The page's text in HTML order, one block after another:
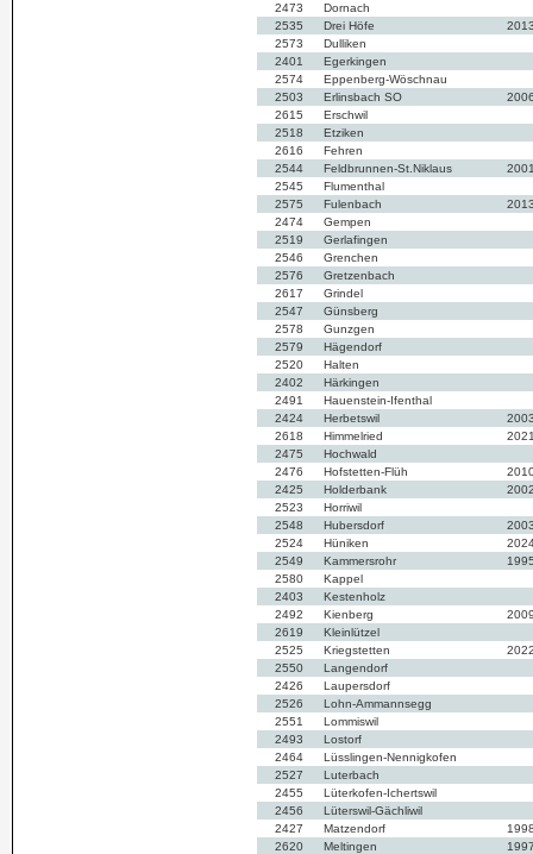
2473
Dornach
2535
Drei Höfe
2573
Dulliken
2401
Egerkingen
2574
Eppenberg-Wöschnau
2503
Erlinsbach SO
2615
Erschwil
2518
Etziken
2616
Fehren
2544
Feldbrunnen-St.Niklaus
2545
Flumenthal
2575
Fulenbach
2474
Gempen
2519
Gerlafingen
2546
Grenchen
2576
Gretzenbach
2617
Grindel
2547
Günsberg
2578
Gunzgen
2579
Hägendorf
2520
Halten
2402
Härkingen
2491
Hauenstein-Ifenthal
2424
Herbetswil
2618
Himmelried
2475
Hochwald
2476
Hofstetten-Flüh
2425
Holderbank
2523
Horriwil
2548
Hubersdorf
2524
Hüniken
2549
Kammersrohr
2580
Kappel
2403
Kestenholz
2492
Kienberg
2619
Kleinlützel
2525
Kriegstetten
2550
Langendorf
2426
Laupersdorf
2526
Lohn-Ammannsegg
2551
Lommiswil
2493
Lostorf
2464
Lüsslingen-Nennigkofen
2527
Luterbach
2455
Lüterkofen-Ichertswil
2456
Lüterswil-Gächliwil
2427
Matzendorf
2620
Meltingen